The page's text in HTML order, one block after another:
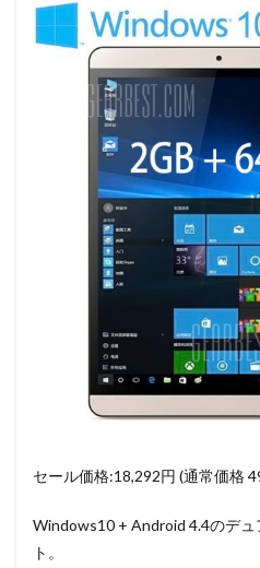
セール価格:18,292円 (通常価格
Windows10 + Android 4.4のデュ
ト。